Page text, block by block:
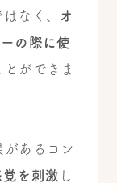
なく、 オ
の際に使
ができま
があるコン
を刺激 し